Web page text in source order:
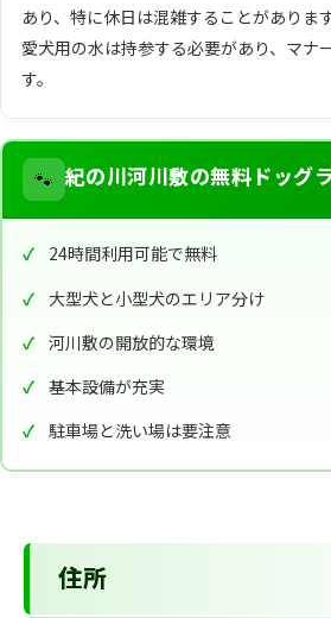
あり、特に休日は混雑することがありま
愛犬用の水は持参する必要があり、マナ
す。
🐾 紀の川河川敷の無料ドッグ
24時間利用可能で無料
大型犬と小型犬のエリア分け
河川敷の開放的な環境
基本設備が充実
駐車場と洗い場は要注意
住所